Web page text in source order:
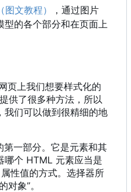
文教程）
，通过图片
型的各个部分和在页面上
页上我们想要样式化的
供了很多种方法，所以
我们可以做到很精细的地
第一部分。它是元素和其
哪个 HTML 元素应当是
性值的方式。选择器所
对象”。